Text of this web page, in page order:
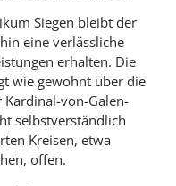
Siegen bleibt der
eine verlässliche
erhalten. Die
wie gewohnt über die
von-Galen-
selbstverständlich
Kreisen, etwa
offen.